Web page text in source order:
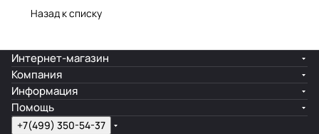
Назад к списку
Интернет-магазин
Компания
Информация
Помощь
+7(499) 350-54-37